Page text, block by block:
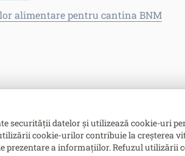
securității datelor și utilizează cookie-uri
cookie-urilor contribuie la creșterea
prezentare a informațiilor. Refuzul utilizării
alimentare pentru cantina BNM